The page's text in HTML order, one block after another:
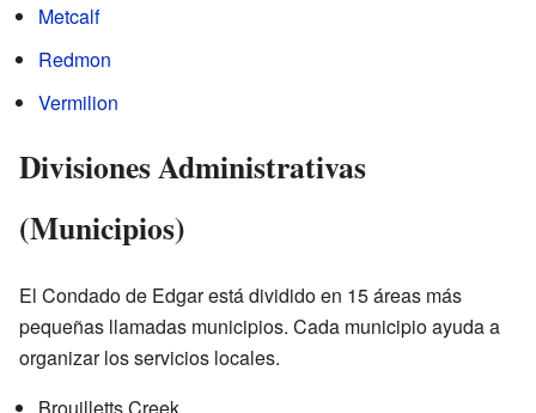
Metcalf
Redmon
Vermilion
Divisiones Administrativas
(Municipios)
El Condado de Edgar está dividido en 15 áreas más
pequeñas llamadas municipios. Cada municipio ayuda a
organizar los servicios locales.
Brouilletts Creek